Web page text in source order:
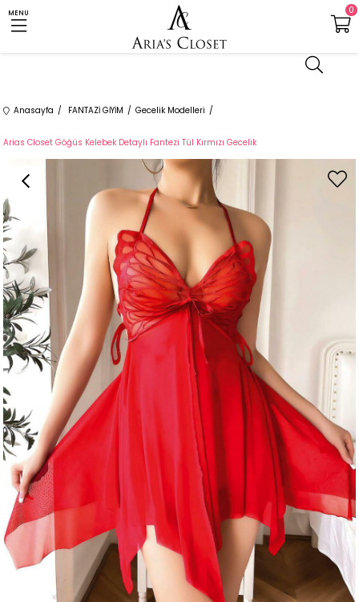
MENU 0
Anasayfa FANTAZİ GİYİM Gecelik Modelleri
Arias Closet Göğüs Kelebek Detaylı Fantezi Tül Kırmızı Gecelik